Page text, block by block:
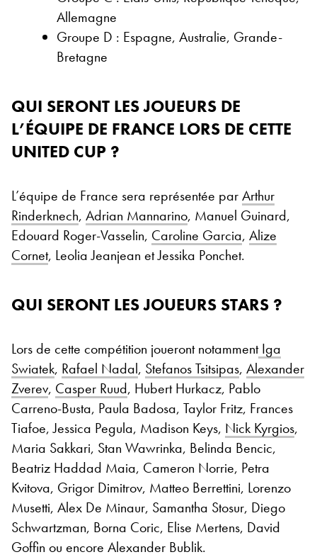
Allemagne
Groupe D : Espagne, Australie, Grande-
Bretagne
QUI SERONT LES JOUEURS DE
L’ÉQUIPE DE FRANCE LORS DE CETTE
UNITED CUP ?
L’équipe de France sera représentée parArthur
Rinderknech, Adrian Mannarino, Manuel Guinard,
Edouard Roger-Vasselin, Caroline Garcia, Alize
Cornet, Leolia Jeanjean et Jessika Ponchet.
QUI SERONT LES JOUEURS STARS ?
Lors de cette compétition joueront notammentIga
Swiatek, Rafael Nadal, Stefanos Tsitsipas, Alexander
Zverev, Casper Ruud, Hubert Hurkacz, Pablo
Carreno-Busta, Paula Badosa, Taylor Fritz, Frances
Tiafoe, Jessica Pegula, Madison Keys, Nick Kyrgios,
Maria Sakkari, Stan Wawrinka, Belinda Bencic,
Beatriz Haddad Maia, Cameron Norrie, Petra
Kvitova, Grigor Dimitrov, Matteo Berrettini, Lorenzo
Musetti, Alex De Minaur, Samantha Stosur, Diego
Schwartzman, Borna Coric, Elise Mertens, David
Goffin ou encore Alexander Bublik.